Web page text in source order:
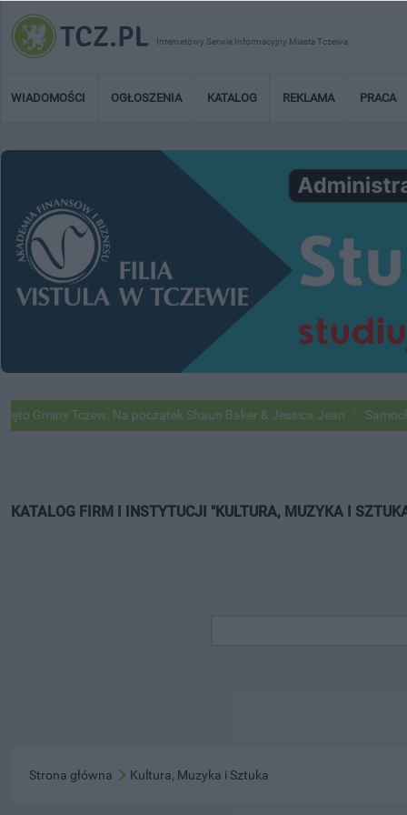
Internetowy Serwis Informacyjny Miasta Tczewa
WIADOMOŚCI OGŁOSZENIA KATALOG REKLAMA PRACA
Tczew. Na początek Shaun Baker & Jessica Jean Samochody
KATALOG FIRM I INSTYTUCJI "KULTURA, MUZYKA I
Strona główna Kultura, Muzyka i Sztuka